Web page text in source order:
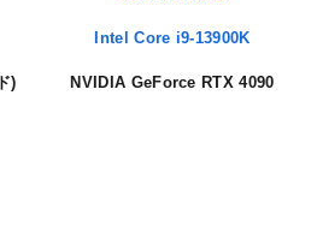
Intel Core i9-13900K
) NVIDIA GeForce RTX 4090